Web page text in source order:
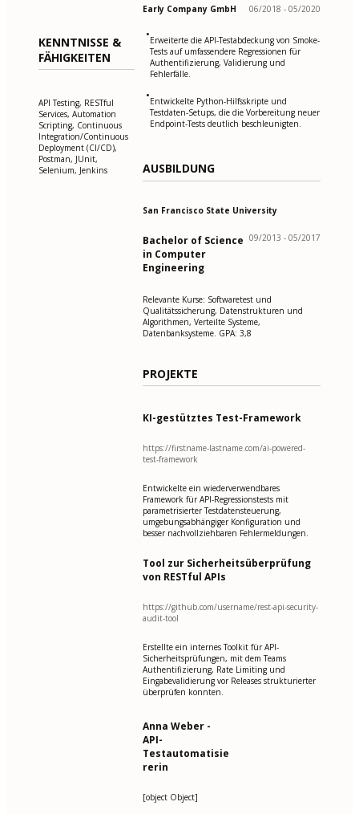
KENNTNISSE &
FÄHIGKEITEN
API Testing, RESTful
Services, Automation
Scripting, Continuous
Integration/Continuous
Deployment (CI/CD),
Postman, JUnit,
Selenium, Jenkins
Early Company GmbH 06/2018 - 05/2020
•Erweiterte die API-Testabdeckung von Smoke-
Tests auf umfassendere Regressionen für
Authentifizierung, Validierung und
Fehlerfälle.
•Entwickelte Python-Hilfsskripte und
Testdaten-Setups, die die Vorbereitung neuer
Endpoint-Tests deutlich beschleunigten.
AUSBILDUNG
San Francisco State University
Bachelor of Science
in Computer
Engineering
09/2013 - 05/2017
Relevante Kurse: Softwaretest und
Qualitätssicherung, Datenstrukturen und
Algorithmen, Verteilte Systeme,
Datenbanksysteme. GPA: 3,8
PROJEKTE
KI-gestütztes Test-Framework
https://firstname-lastname.com/ai-powered-
test-framework
Entwickelte ein wiederverwendbares
Framework für API-Regressionstests mit
parametrisierter Testdatensteuerung,
umgebungsabhängiger Konfiguration und
besser nachvollziehbaren Fehlermeldungen.
Tool zur Sicherheitsüberprüfung
von RESTful APIs
https://github.com/username/rest-api-security-
audit-tool
Erstellte ein internes Toolkit für API-
Sicherheitsprüfungen, mit dem Teams
Authentifizierung, Rate Limiting und
Eingabevalidierung vor Releases strukturierter
überprüfen konnten.
Anna Weber -
API-
Testautomatisie
rerin
[object Object]